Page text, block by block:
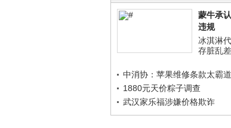
蒙牛承
违规
冰淇淋
存脏乱差
中消协：苹果维修条款太霸道
1880元天价粽子调查
武汉家乐福涉嫌价格欺诈